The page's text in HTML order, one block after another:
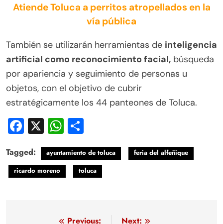
Atiende Toluca a perritos atropellados en la
vía pública
También se utilizarán herramientas de inteligencia
artificial como reconocimiento facial, búsqueda
por apariencia y seguimiento de personas u
objetos, con el objetivo de cubrir
estratégicamente los 44 panteones de Toluca.
Facebook
X WhatsApp
Tagged: ayuntamiento de toluca
feria del alfeñique
ricardo moreno
toluca
Previous:
Next: